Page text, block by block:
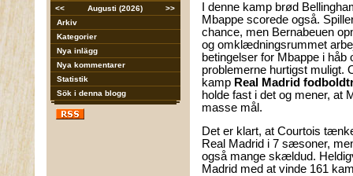
<<
Augusti (2026)
>>
Arkiv
Kategorier
Nya inlägg
Nya kommentarer
Statistik
Sök i denna blogg
I denne kamp brød
Mbappe scorede også.
chance, men Bernabeuen
og omklædningsrummet
betingelser for Mbappe i
problemerne hurtigst muligt.
kamp Real Madrid
holde fast i det og mener, at
masse mål.
Det er klart, at Courtois
Real Madrid i 7 sæsoner,
også mange skældud.
Madrid med at vinde 161